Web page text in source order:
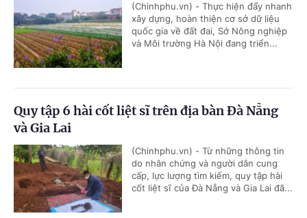
(Chinhphu.vn) - Thực hiện đẩy nhanh
xây dựng, hoàn thiện cơ sở dữ liệu
quốc gia về đất đai, Sở Nông nghiệp
và Môi trường Hà Nội đang triển...
Quy tập 6 hài cốt liệt sĩ trên địa bàn Đà Nẵng
và Gia Lai
(Chinhphu.vn) - Từ những thông tin
do nhân chứng và người dân cung
cấp, lực lượng tìm kiếm, quy tập hài
cốt liệt sĩ của Đà Nẵng và Gia Lai đã...